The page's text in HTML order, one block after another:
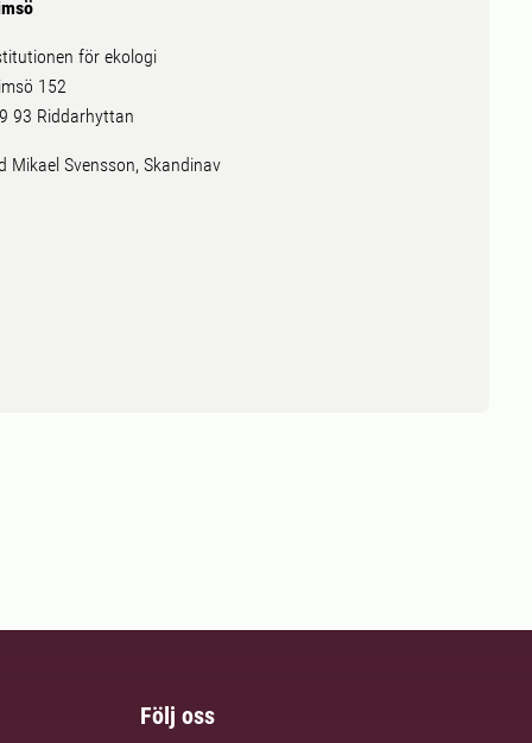
för ekologi
152
93 Riddarhyttan
Mikael Svensson, Skandinav
Följ oss